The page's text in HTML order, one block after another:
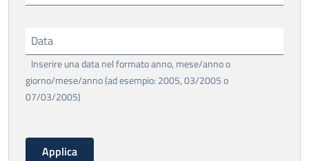
Data
Inserire una data nel formato anno, mese/anno o
giorno/mese/anno (ad esempio: 2005, 03/2005 o
07/03/2005)